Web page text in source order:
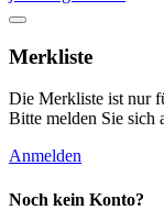
Merkliste
Die Merkliste ist nur
Bitte melden Sie sich
Anmelden
Noch kein Konto?